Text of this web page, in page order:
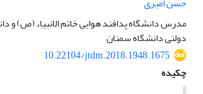
مدرس دانشگاه پدافند هوایی خاتم الانبیاء (ص) و
دولتی دانشگاه سمنان
10.22104/jtdm.2018.1948.1675
چکیده